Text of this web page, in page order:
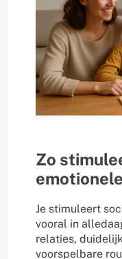
Zo
Je stimuleert
vooral in
relaties,
voorspelbare